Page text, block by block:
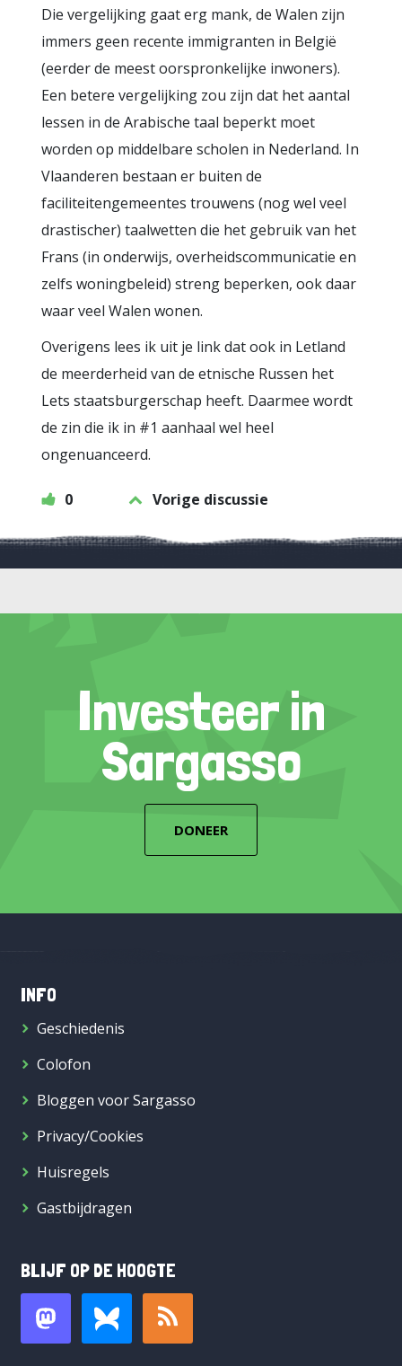
Die vergelijking gaat erg mank, de Walen zijn
immers geen recente immigranten in België
(eerder de meest oorspronkelijke inwoners).
Een betere vergelijking zou zijn dat het aantal
lessen in de Arabische taal beperkt moet
worden op middelbare scholen in Nederland. In
Vlaanderen bestaan er buiten de
faciliteitengemeentes trouwens (nog wel veel
drastischer) taalwetten die het gebruik van het
Frans (in onderwijs, overheidscommunicatie en
zelfs woningbeleid) streng beperken, ook daar
waar veel Walen wonen.
Overigens lees ik uit je link dat ook in Letland
de meerderheid van de etnische Russen het
Lets staatsburgerschap heeft. Daarmee wordt
de zin die ik in #1 aanhaal wel heel
ongenuanceerd.
0 Vorige discussie
Investeer in
Sargasso
DONEER
INFO
Geschiedenis
Colofon
Bloggen voor Sargasso
Privacy/Cookies
Huisregels
Gastbijdragen
BLIJF OP DE HOOGTE